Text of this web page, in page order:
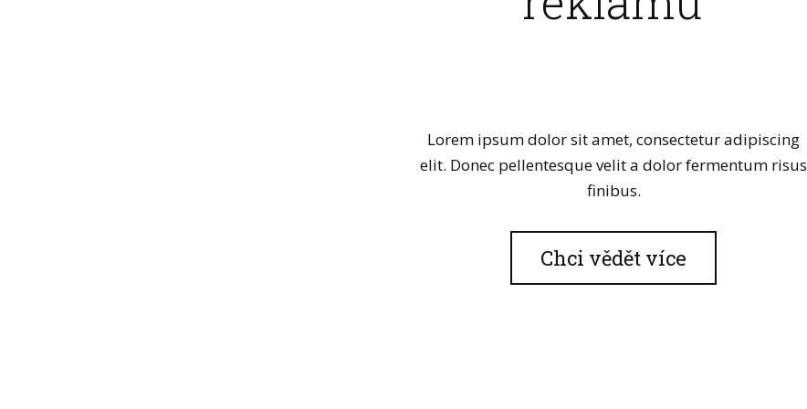
Lorem ipsum dolor sit amet, consectetur adipiscing
elit. Donec pellentesque velit a dolor fermentum risus
finibus.
Chci vědět více